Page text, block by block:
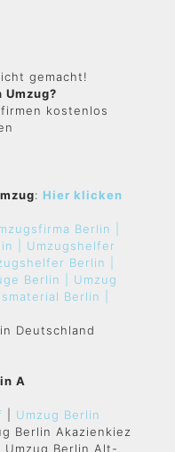
gemacht!
Umzug?
kostenlos
: Hier klicken
Berlin |
| Umzugshelfer
Berlin |
Berlin | Umzug
Berlin |
Deutschland
A
Umzug Berlin
Berlin Akazienkiez
Umzug Berlin Alt-